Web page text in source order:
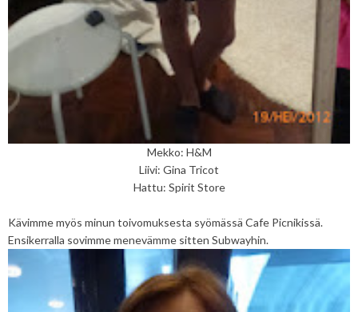
Mekko: H&M
Liivi: Gina Tricot
Hattu: Spirit Store
Kävimme myös minun toivomuksesta syömässä Cafe Picnikissä.
Ensikerralla sovimme menevämme sitten Subwayhin.